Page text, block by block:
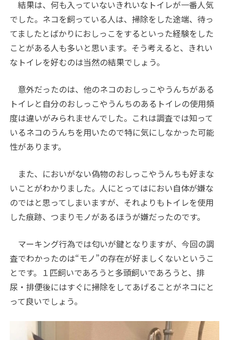
結果は、何も入っていないきれいなトイレが一番人気
でした。ネコを飼っている人は、掃除をした途端、待っ
てましたとばかりにおしっこをするといった経験をした
ことがある人も多いと思います。そう考えると、きれい
なトイレを好むのは当然の結果でしょう。
意外だったのは、他のネコのおしっこやうんちがある
トイレと自分のおしっこやうんちのあるトイレの使用頻
度は違いがみられませんでした。これは調査では知って
いるネコのうんちを用いたので特に気にしなかった可能
性があります。
また、においがない偽物のおしっこやうんちも好まな
いことがわかりました。人にとってはにおい自体が嫌な
のではと思ってしまいますが、それよりもトイレを使用
した痕跡、つまりモノがあるほうが嫌だったのです。
マーキング行為では匂いが鍵となりますが、今回の調
査でわかったのは“モノ”の存在が好ましくないというこ
とです。１匹飼いであろうと多頭飼いであろうと、排
尿・排便後にはすぐに掃除をしてあげることがネコにと
って良いでしょう。